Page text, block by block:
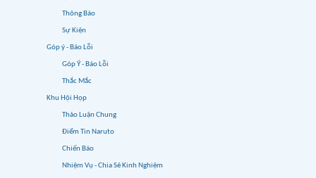
Thông Báo
Sự Kiện
Góp ý - Báo Lỗi
Góp Ý - Báo Lỗi
Thắc Mắc
Khu Hội Họp
Thảo Luận Chung
Điểm Tin Naruto
Chiến Báo
Nhiệm Vụ - Chia Sẻ Kinh Nghiệm